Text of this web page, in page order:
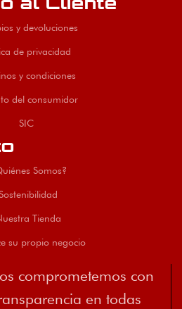
y devoluciones
de privacidad
y condiciones
del consumidor
SIC
Somos?
Tienda
su propio negocio
comprometemos con
en todas